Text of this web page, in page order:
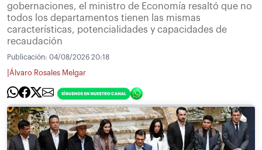
gobernaciones, el ministro de Economía resaltó que no
todos los departamentos tienen las mismas
características, potencialidades y capacidades de
recaudación
Publicación: 04/08/2026 20:18
Álvaro Rosales Melgar